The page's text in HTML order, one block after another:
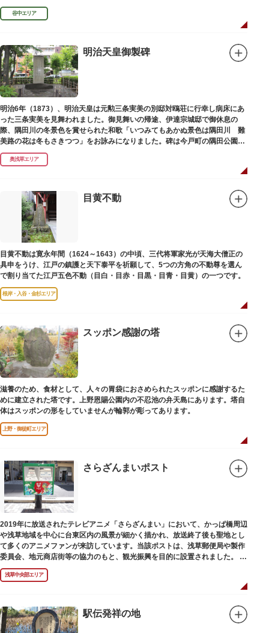
谷中エリア
明治天皇御製碑
明治6年（1873）、明治天皇は元勲三条実美の別邸対鴎荘に行幸し病床にあ
った三条実美を見舞われました。御見舞いの帰途、伊達宗城邸で御休息の
際、隅田川の冬景色を賞せられた和歌「いつみてもあかぬ景色は隅田川 難
美路の花は冬もさきつつ」をお詠みになりました。碑は今戸町の隅田公園内
にあります。
奥浅草エリア
目黄不動
目黄不動は寛永年間（1624～1643）の中頃、三代将軍家光が天海大僧正の
具申をうけ、江戸の鎮護と天下泰平を祈願して、5つの方角の不動尊を選ん
で割り当てた江戸五色不動（目白・目赤・目黒・目青・目黄）の一つです。
根岸・入谷・金杉エリア
スッポン感謝の塔
滋養のため、食材として、人々の胃袋におさめられたスッポンに感謝するた
めに建立された塔です。上野恩賜公園内の不忍池の弁天島にあります。塔自
体はスッポンの形をしていませんが輪郭が彫ってあります。
上野・御徒町エリア
さらざんまいポスト
2019年に放送されたテレビアニメ「さらざんまい」において、かっぱ橋周辺
や浅草地域を中心に台東区内の風景が細かく描かれ、放送終了後も聖地とし
て多くのアニメファンが来訪しています。当該ポストは、浅草郵便局や製作
委員会、地元商店街等の協力のもと、観光振興を目的に設置されました。
<「さらざんまい」監督の幾原邦彦氏のコメント>
「実在する風景を舞台として制作したキャラクターたちが、このような形で
地域の方々にも受け入れていただけて大変嬉しいです。聖地巡礼のシンボル
設置年月日:令和3年3月10日
浅草中央部エリア
駅伝発祥の地